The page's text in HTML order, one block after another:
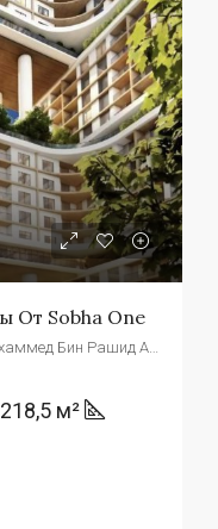
От Sobha One
Собха Хартланд, Над Аль-Шеба, Мохаммед Бин Рашид Аль Мактум Сити - ند الشبا 1 - دبي - Объединенные Арабские Эмираты
м²